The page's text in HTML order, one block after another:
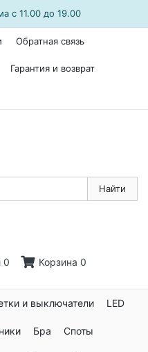
с 11.00 до 19.00
Обратная связь
Гарантия и возврат
Найти
0 Корзина 0
и выключатели LED
Бра Споты